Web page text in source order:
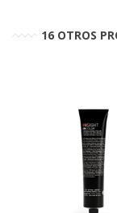
16 OTROS